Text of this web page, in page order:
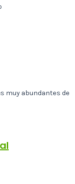
muy abundantes de